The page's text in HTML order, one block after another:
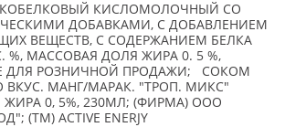
КИСЛОМОЛОЧНЫЙ СО
ДОБАВКАМИ, С ДОБАВЛЕНИЕМ
ВЕЩЕСТВ, С СОДЕРЖАНИЕМ БЕЛКА
%, МАССОВАЯ ДОЛЯ ЖИРА 0. 5 %,
ДЛЯ РОЗНИЧНОЙ ПРОДАЖИ; СОКОМ
ВКУС. МАНГ/МАРАК. "ТРОП. МИКС"
0, 5%, 230МЛ; (ФИРМА) ООО
ACTIVE ENERJY